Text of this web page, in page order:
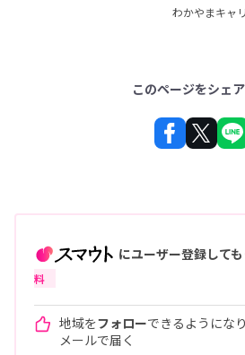
わかやまキャ
このページをシェ
にユーザー登録して
料
地域をフォローできるようになり
メールで届く